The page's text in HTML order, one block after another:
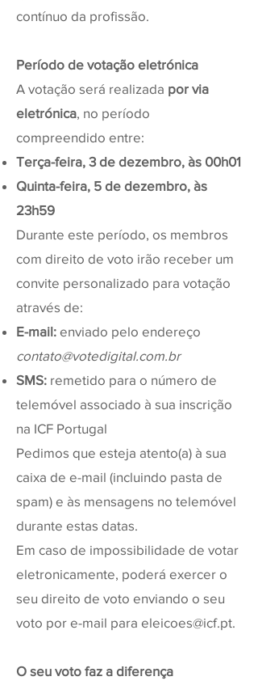
contínuo da profissão.
Período de votação eletrónica
A votação será realizada por via
eletrónica, no período
compreendido entre:
Terça-feira, 3 de dezembro, às 00h01
Quinta-feira, 5 de dezembro, às
23h59
Durante este período, os membros
com direito de voto irão receber um
convite personalizado para votação
através de:
E-mail: enviado pelo endereço
contato@votedigital.com.br
SMS: remetido para o número de
telemóvel associado à sua inscrição
na ICF Portugal
Pedimos que esteja atento(a) à sua
caixa de e-mail (incluindo pasta de
spam) e às mensagens no telemóvel
durante estas datas.
Em caso de impossibilidade de votar
eletronicamente, poderá exercer o
seu direito de voto enviando o seu
voto por e-mail para eleicoes@icf.pt.
O seu voto faz a diferença